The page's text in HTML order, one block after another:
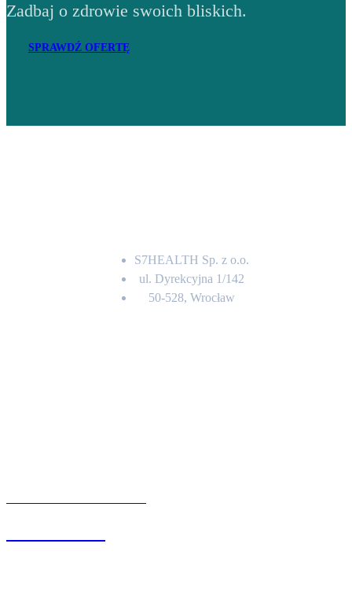
Zadbaj o zdrowie swoich bliskich.
SPRAWDŹ OFERTĘ
S7HEALTH Sp. z o.o.
ul. Dyrekcyjna 1/142
50-528, Wrocław